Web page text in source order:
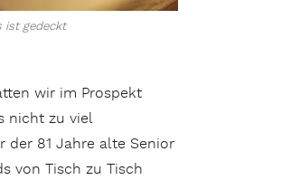
ist gedeckt
wir im Prospekt
nicht zu viel
der 81 Jahre alte Senior
von Tisch zu Tisch